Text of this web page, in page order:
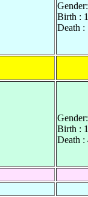
Birth :
Death :
Birth :
Death :